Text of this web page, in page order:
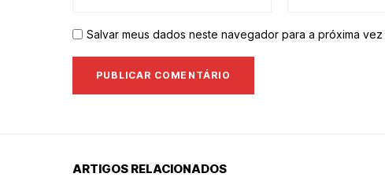
Salvar meus dados neste navegador para a próxima
ARTIGOS RELACIONADOS